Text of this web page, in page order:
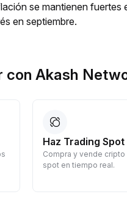
se mantienen
en septiembre.
con Akash
Haz Trading Spot
Compra y vende
spot en tiempo real.